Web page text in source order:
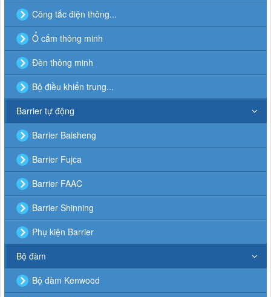
Công tắc điện thông...
Ổ cắm thông minh
Đèn thông minh
Bộ điều khiển trung...
Barrier tự động
Barrier Baisheng
Barrier Fujca
Barrier FAAC
Barrier Shinning
Phụ kiện Barrier
Bộ đàm
Bộ đàm Kenwood